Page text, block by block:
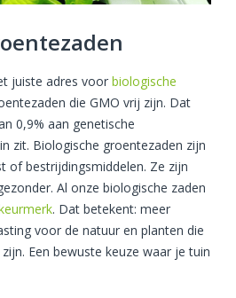
juiste adres voor biologische
die GMO vrij zijn. Dat
0,9% aan genetische
zit. Biologische groentezaden zijn
of bestrijdingsmiddelen. Ze zijn
Al onze biologische zaden
. Dat betekent: meer
voor de natuur en planten die
Een bewuste keuze waar je tuin